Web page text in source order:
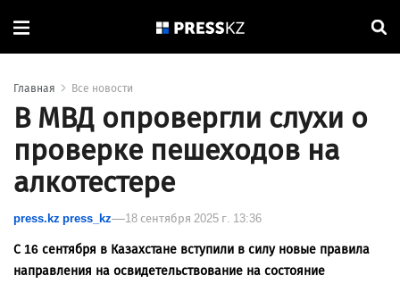
Главная Все новости
В МВД опровергли слухи о
проверке пешеходов на
алкотестере
press.kz press_kz 18 сентября 2025 г. 13:36
С 16 сентября в Казахстане вступили в силу новые правила
направления на освидетельствование на состояние